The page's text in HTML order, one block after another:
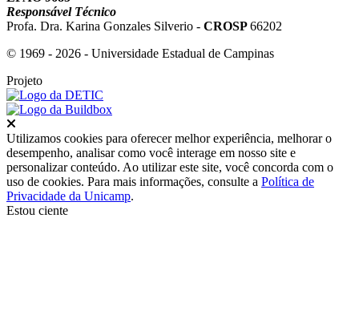
Responsável Técnico
Profa. Dra. Karina Gonzales Silverio - CROSP66202
© 1969 - 2026 - Universidade Estadual de Campinas
Projeto
Utilizamos cookies para oferecer melhor experiência, melhorar o
desempenho, analisar como você interage em nosso site e
personalizar conteúdo. Ao utilizar este site, você concorda com o
uso de cookies. Para mais informações, consulte a Política de
Privacidade da Unicamp.
Estou ciente